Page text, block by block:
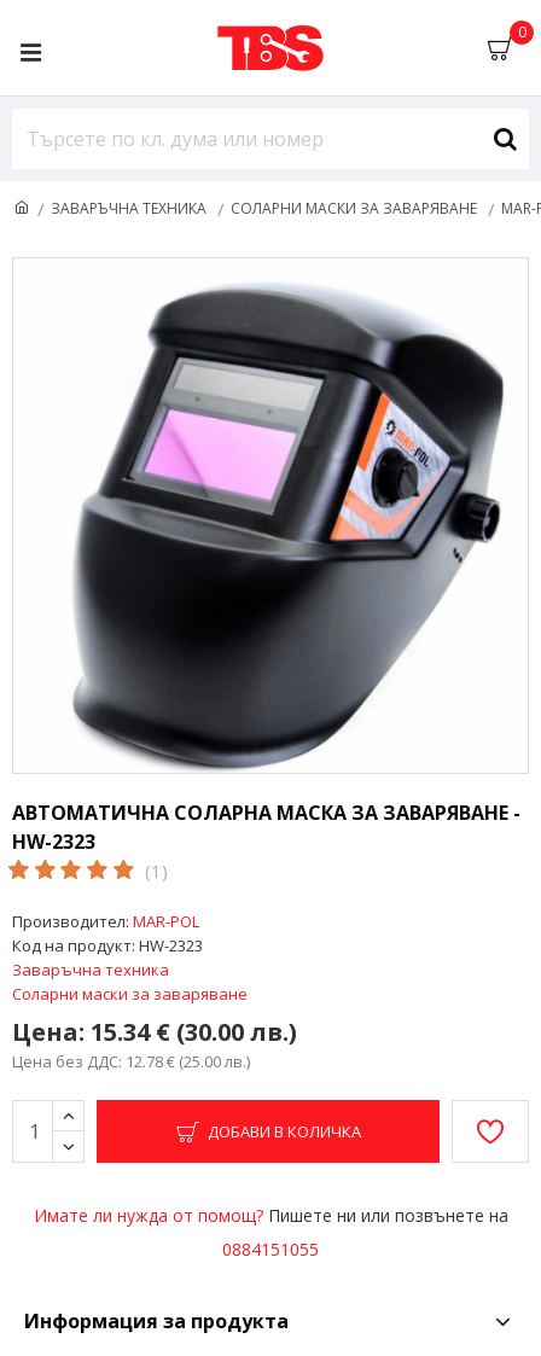
0
ЗАВАРЪЧНА ТЕХНИКА СОЛАРНИ МАСКИ ЗА ЗАВАРЯВАНЕ MAR-
АВТОМАТИЧНА СОЛАРНА МАСКА ЗА ЗАВАРЯВАНЕ -
HW-2323
(1)
Цена: 15.34 € (30.00 лв.)
Цена без ДДС: 12.78 € (25.00 лв.)
Производител: MAR-POL
Код на продукт: HW-2323
Заваръчна техника
Соларни маски за заваряване
ДОБАВИ В КОЛИЧКА
Имате ли нужда от помощ?Пишете ни или позвънете на
0884151055
Информация за продукта